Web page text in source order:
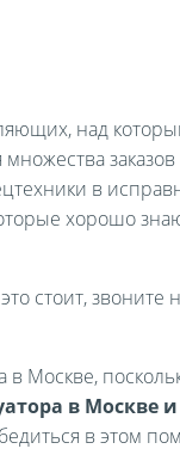
над
в
хорошо
стоит,
Москве,
в Москве
в этом